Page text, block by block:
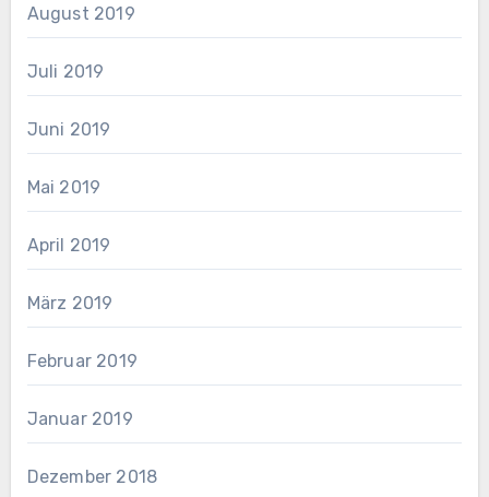
August 2019
Juli 2019
Juni 2019
Mai 2019
April 2019
März 2019
Februar 2019
Januar 2019
Dezember 2018